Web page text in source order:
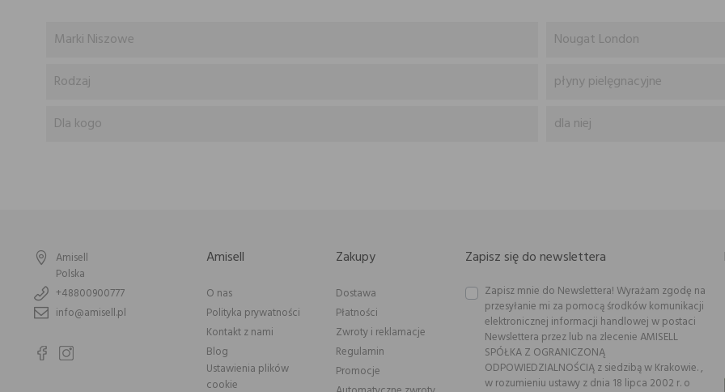
Marki Niszowe
Nougat London
Rodzaj
płyny pielęgnacyjne
Dla kogo
dla niej
Amisell
Polska
+48800900777
info@amisell.pl
Amisell
O nas
Polityka prywatności
Kontakt z nami
Blog
Ustawienia plików
cookie
Zakupy
Dostawa
Płatności
Zwroty i reklamacje
Regulamin
Promocje
Zapisz się do newslettera
Zapisz mnie do Newslettera! Wyrażam zgodę na
przesyłanie mi za pomocą środków komunikacji
elektronicznej informacji handlowej w postaci
Newslettera przez lub na zlecenie AMISELL
SPÓŁKA Z OGRANICZONĄ
ODPOWIEDZIALNOŚCIĄ z siedzibą w Krakowie. ,
w rozumieniu ustawy z dnia 18 lipca 2002 r. o